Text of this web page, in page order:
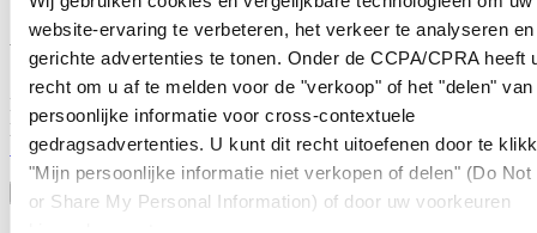
website-ervaring te verbeteren, het verkeer te analyseren en
gerichte advertenties te tonen. Onder de CCPA/CPRA heeft
recht om u af te melden voor de "verkoop" of het "delen" van
persoonlijke informatie voor cross-contextuele
gedragsadvertenties. U kunt dit recht uitoefenen door te
"Mijn persoonlijke informatie niet verkopen of delen" (Do Not
or Share My Personal Information) of door uw voorkeuren
Word lid van de CERTINA club
Meld je aan en ontvang exclusieve aanbiedingen en
productrecensies
Schrijf je in!
Selecteer een land/regio
Taalkeuze